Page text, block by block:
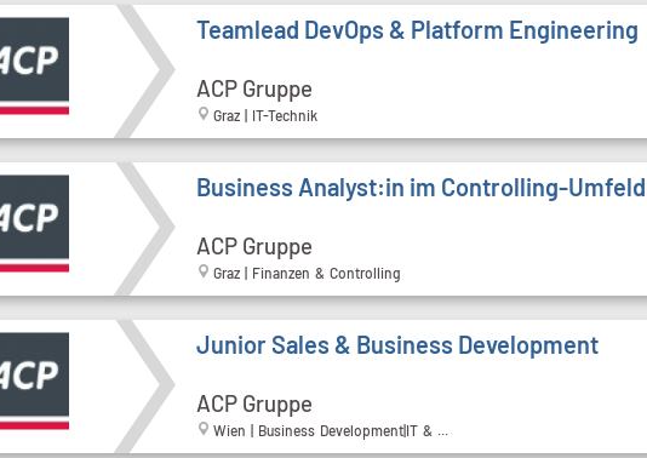
Teamlead DevOps & Platform Engineering
ACP Gruppe
Graz | IT-Technik
Business Analyst:in im Controlling-Umfeld
ACP Gruppe
Graz | Finanzen & Controlling
Junior Sales & Business Development
ACP Gruppe
Wien | Business Development|IT & ...